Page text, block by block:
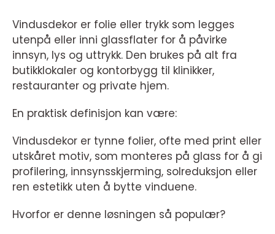
Vindusdekor er folie eller trykk som legges
utenpå eller inni glassflater for å påvirke
innsyn, lys og uttrykk. Den brukes på alt fra
butikklokaler og kontorbygg til klinikker,
restauranter og private hjem.
En praktisk definisjon kan være:
Vindusdekor er tynne folier, ofte med print eller
utskåret motiv, som monteres på glass for å gi
profilering, innsynsskjerming, solreduksjon eller
ren estetikk uten å bytte vinduene.
Hvorfor er denne løsningen så populær?